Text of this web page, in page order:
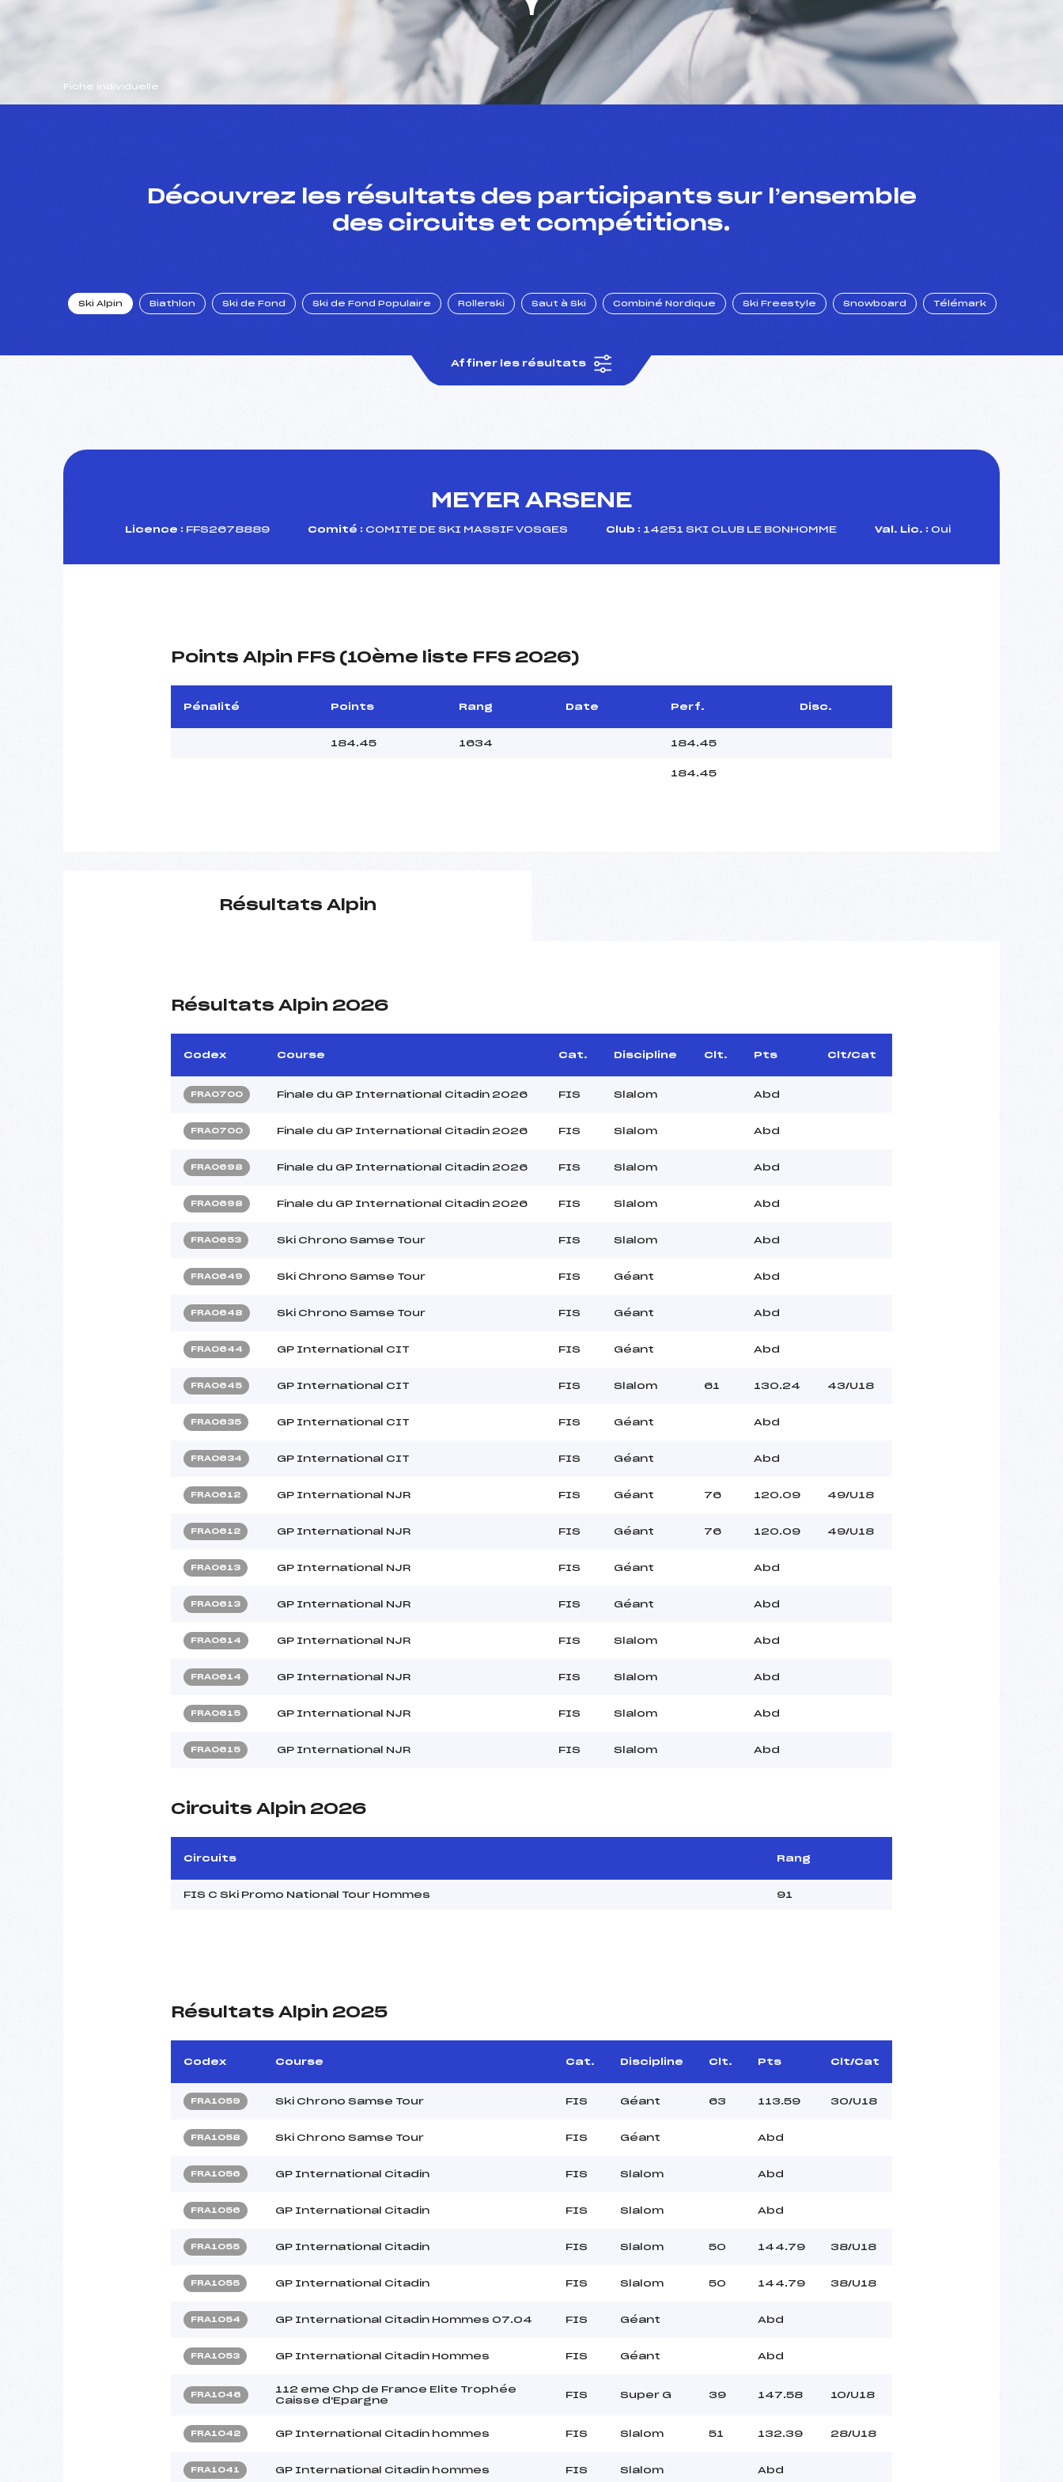
Fiche individuelle
Découvrez les résultats des participants sur l’ensemble
des circuits et compétitions.
Ski Alpin Biathlon Ski de Fond Ski de Fond Populaire Rollerski Saut à Ski Combiné Nordique Ski Freestyle Snowboard Télémark
Affiner les résultats
MEYER ARSENE
Licence : FFS2678889 Comité : COMITE DE SKI MASSIF VOSGES Club : 14251 SKI CLUB LE BONHOMME Val. Lic. : Oui
Points Alpin FFS (10ème liste FFS 2026)
Pénalité Points Rang Date Perf. Disc.
184.45 1634 184.45
184.45
Résultats Alpin
Résultats Alpin 2026
Codex Course Cat. Discipline Clt. Pts Clt/Cat
FRA0700 Finale du GP International Citadin 2026 FIS Slalom Abd
FRA0700 Finale du GP International Citadin 2026 FIS Slalom Abd
FRA0698 Finale du GP International Citadin 2026 FIS Slalom Abd
FRA0698 Finale du GP International Citadin 2026 FIS Slalom Abd
FRA0653 Ski Chrono Samse Tour FIS Slalom Abd
FRA0649 Ski Chrono Samse Tour FIS Géant Abd
FRA0648 Ski Chrono Samse Tour FIS Géant Abd
FRA0644 GP International CIT FIS Géant Abd
FRA0645 GP International CIT FIS Slalom 61 130.24 43/U18
FRA0635 GP International CIT FIS Géant Abd
FRA0634 GP International CIT FIS Géant Abd
FRA0612 GP International NJR FIS Géant 76 120.09 49/U18
FRA0612 GP International NJR FIS Géant 76 120.09 49/U18
FRA0613 GP International NJR FIS Géant Abd
FRA0613 GP International NJR FIS Géant Abd
FRA0614 GP International NJR FIS Slalom Abd
FRA0614 GP International NJR FIS Slalom Abd
FRA0615 GP International NJR FIS Slalom Abd
FRA0615 GP International NJR FIS Slalom Abd
Circuits Alpin 2026
Circuits Rang
FIS C Ski Promo National Tour Hommes 91
Résultats Alpin 2025
Codex Course Cat. Discipline Clt. Pts Clt/Cat
FRA1059 Ski Chrono Samse Tour FIS Géant 63 113.59 30/U18
FRA1058 Ski Chrono Samse Tour FIS Géant Abd
FRA1056 GP International Citadin FIS Slalom Abd
FRA1056 GP International Citadin FIS Slalom Abd
FRA1055 GP International Citadin FIS Slalom 50 144.79 38/U18
FRA1055 GP International Citadin FIS Slalom 50 144.79 38/U18
FRA1054 GP International Citadin Hommes 07.04 FIS Géant Abd
FRA1053 GP International Citadin Hommes FIS Géant Abd
FRA1046
112 eme Chp de France Elite Trophée
Caisse d'Epargne
FIS Super G 39 147.58 10/U18
FRA1042 GP International Citadin hommes FIS Slalom 51 132.39 28/U18
FRA1041 GP International Citadin hommes FIS Slalom Abd